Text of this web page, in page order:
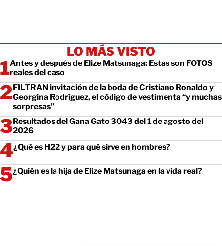
LO MÁS VISTO
Antes y después de Elize Matsunaga: Estas son FOTOS
reales del caso
FILTRAN invitación de la boda de Cristiano Ronaldo y
Georgina Rodríguez, el código de vestimenta “y muchas
sorpresas”
Resultados del Gana Gato 3043 del 1 de agosto del
2026
¿Qué es H22 y para qué sirve en hombres?
¿Quién es la hija de Elize Matsunaga en la vida real?